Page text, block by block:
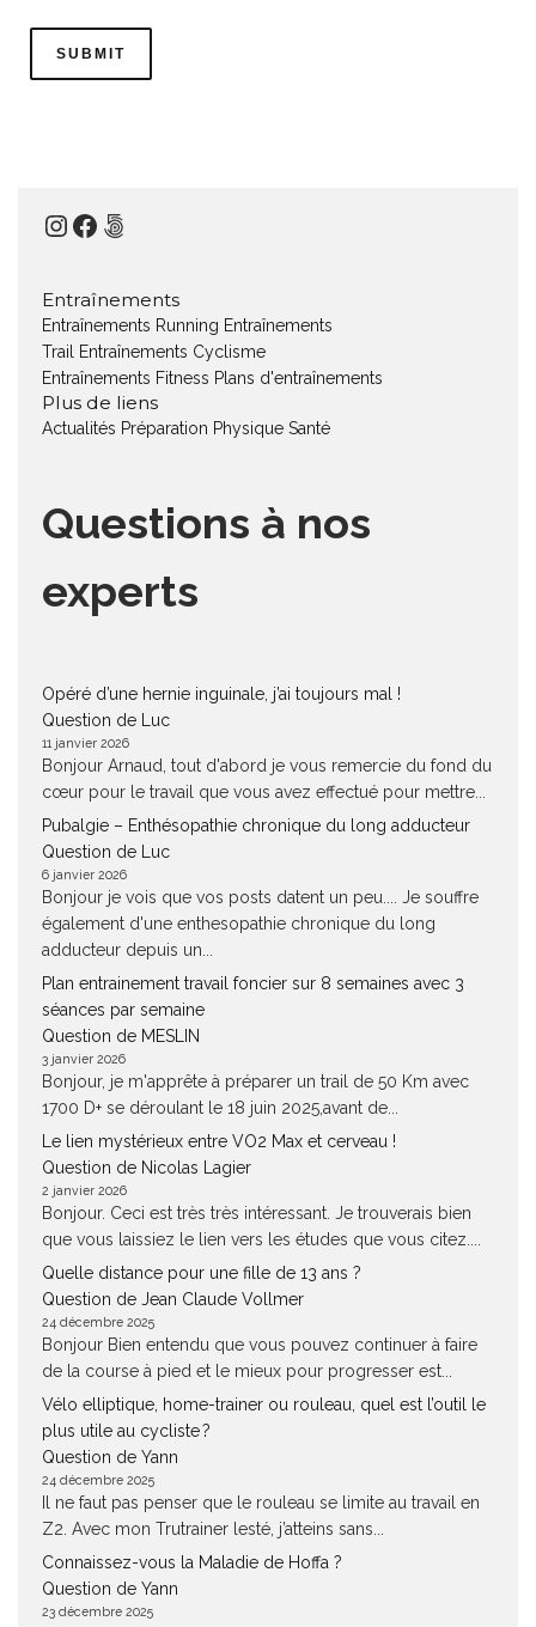
Instagram
Facebook
500px
Entraînements
Entraînements Running Entraînements
Trail
Entraînements Cyclisme
Entraînements Fitness Plans d'entraînements
Plus de liens
Actualités Préparation Physique Santé
Questions à nos
experts
Opéré d’une hernie inguinale, j’ai toujours mal !
Question de Luc
11 janvier 2026
Bonjour Arnaud, tout d'abord je vous remercie du fond du
cœur pour le travail que vous avez effectué pour mettre...
Pubalgie – Enthésopathie chronique du long adducteur
Question de Luc
6 janvier 2026
Bonjour je vois que vos posts datent un peu.... Je souffre
également d'une enthesopathie chronique du long
adducteur depuis un...
Plan entrainement travail foncier sur 8 semaines avec 3
séances par semaine
Question de MESLIN
3 janvier 2026
Bonjour, je m'apprête à préparer un trail de 50 Km avec
1700 D+ se déroulant le 18 juin 2025,avant de...
Le lien mystérieux entre VO2 Max et cerveau !
Question de Nicolas Lagier
2 janvier 2026
Bonjour. Ceci est très très intéressant. Je trouverais bien
que vous laissiez le lien vers les études que vous citez....
Quelle distance pour une fille de 13 ans ?
Question de Jean Claude Vollmer
24 décembre 2025
Bonjour Bien entendu que vous pouvez continuer à faire
de la course à pied et le mieux pour progresser est...
Vélo elliptique, home-trainer ou rouleau, quel est l’outil le
plus utile au cycliste ?
Question de Yann
24 décembre 2025
Il ne faut pas penser que le rouleau se limite au travail en
Z2. Avec mon Trutrainer lesté, j’atteins sans...
Connaissez-vous la Maladie de Hoffa ?
Question de Yann
23 décembre 2025